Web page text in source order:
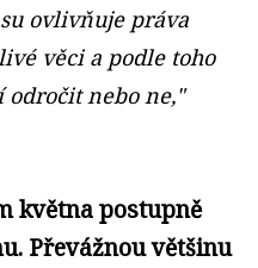
ovlivňuje práva
věci a podle toho
nebo ne,"
května postupně
Převážnou většinu